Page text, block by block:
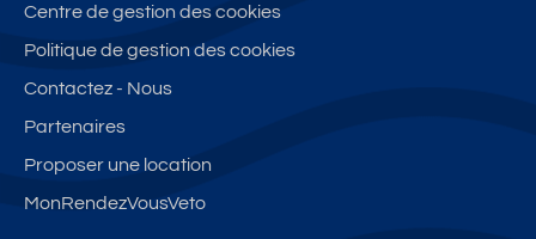
Centre de gestion des cookies
Politique de gestion des cookies
Contactez - Nous
Partenaires
Proposer une location
MonRendezVousVeto